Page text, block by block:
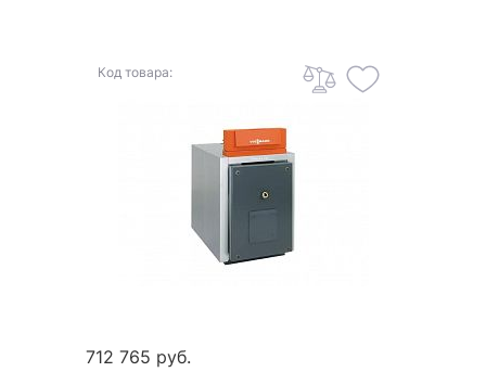
Код товара:
712 765 руб.